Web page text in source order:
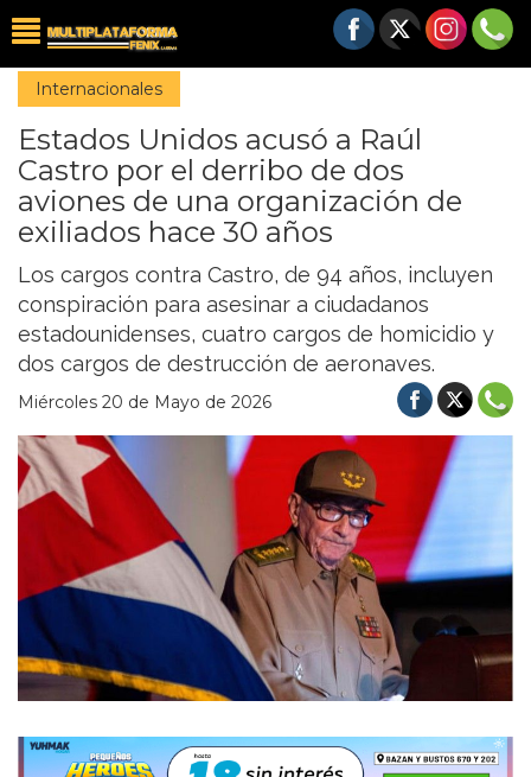
Internacionales
Estados Unidos acusó a Raúl
Castro por el derribo de dos
aviones de una organización de
exiliados hace 30 años
Los cargos contra Castro, de 94 años, incluyen
conspiración para asesinar a ciudadanos
estadounidenses, cuatro cargos de homicidio y
dos cargos de destrucción de aeronaves.
Miércoles 20 de Mayo de 2026